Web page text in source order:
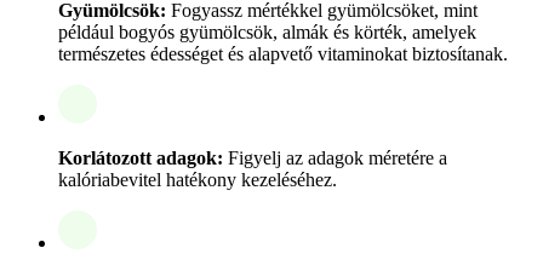
Gyümölcsök: Fogyassz mértékkel gyümölcsöket, mint
például bogyós gyümölcsök, almák és körték, amelyek
természetes édességet és alapvető vitaminokat biztosítanak.
Korlátozott adagok: Figyelj az adagok méretére a
kalóriabevitel hatékony kezeléséhez.